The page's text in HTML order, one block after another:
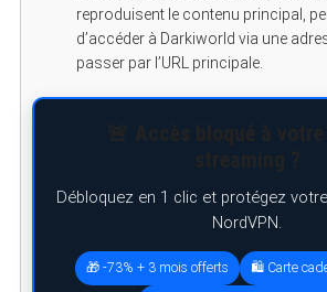
reproduisent le contenu principal,
d’accéder à Darkiworld via une
passer par l’URL principale.
Débloquez en 1 clic et protégez
NordVPN.
🎁 -73% + 3 mois offerts 🛍️ Carte
e
o